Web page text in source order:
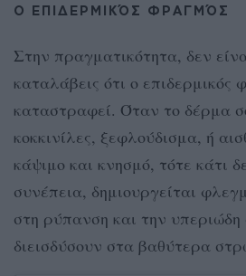
Ο ΕΠΙΔΕΡΜΙΚΌΣ ΦΡΑΓΜΌΣ
Στην πραγματικότητα, δεν
καταλάβεις ότι ο επιδερμικός
καταστραφεί. Όταν το δέρμα
κοκκινίλες, ξεφλούδισμα, ή
κάψιμο και κνησμό, τότε κάτι
συνέπεια, δημιουργείται
στη ρύπανση και την υπεριώδη
διεισδύσουν στα βαθύτερα